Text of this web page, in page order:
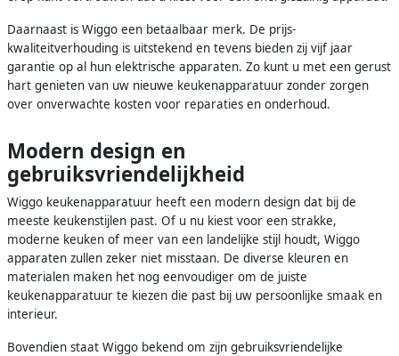
Daarnaast is Wiggo een betaalbaar merk. De prijs-
kwaliteitverhouding is uitstekend en tevens bieden zij vijf jaar
garantie op al hun elektrische apparaten. Zo kunt u met een gerust
hart genieten van uw nieuwe keukenapparatuur zonder zorgen
over onverwachte kosten voor reparaties en onderhoud.
Modern design en
gebruiksvriendelijkheid
Wiggo keukenapparatuur heeft een modern design dat bij de
meeste keukenstijlen past. Of u nu kiest voor een strakke,
moderne keuken of meer van een landelijke stijl houdt, Wiggo
apparaten zullen zeker niet misstaan. De diverse kleuren en
materialen maken het nog eenvoudiger om de juiste
keukenapparatuur te kiezen die past bij uw persoonlijke smaak en
interieur.
Bovendien staat Wiggo bekend om zijn gebruiksvriendelijke